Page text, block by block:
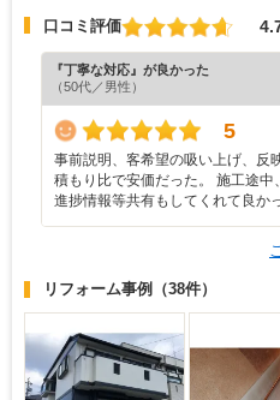
口コミ評価
『丁寧な対応』が良かった
（50代／男性）
5
事前説明、客希望の吸い上げ、反
積もり比で安価だった。 施工途
進捗情報等共有もしてくれて良か
リフォーム事例 （38件）